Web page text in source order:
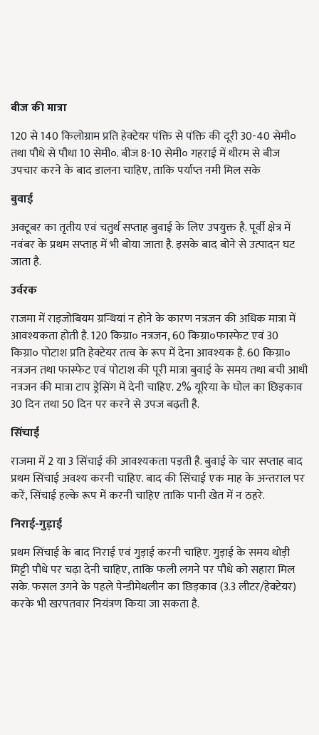
बीज की मात्रा
120 से 140 किलोग्राम प्रति हेक्टेयर पंक्ति से पंक्ति की दूरी 30-40 सेमी०
तथा पौधे से पौधा 10 सेमी०. बीज 8-10 सेमी० गहराई में थीरम से बीज
उपचार करने के बाद डालना चाहिए, ताकि पर्याप्त नमी मिल सके
बुवाई
अक्टूबर का तृतीय एवं चतुर्थ सप्ताह बुवाई के लिए उपयुक्त है. पूर्वी क्षेत्र में
नवंबर के प्रथम सप्ताह में भी बोया जाता है. इसके बाद बोने से उत्पादन घट
जाता है.
उर्वरक
राजमा में राइजोबियम ग्रन्थियां न होने के कारण नत्रजन की अधिक मात्रा में
आवश्यकता होती है. 120 किग्रा० नत्रजन, 60 किग्रा०फास्फेट एवं 30
किग्रा० पोटाश प्रति हेक्टेयर तत्व के रूप में देना आवश्यक है. 60 किग्रा०
नत्रजन तथा फास्फेट एवं पोटाश की पूरी मात्रा बुवाई के समय तथा बची आधी
नत्रजन की मात्रा टाप ड्रेसिंग में देनी चाहिए. 2% यूरिया के घोल का छिड़काव
30 दिन तथा 50 दिन पर करने से उपज बढ़ती है.
सिंचाई
राजमा में 2 या 3 सिंचाई की आवश्यकता पड़ती है. बुवाई के चार सप्ताह बाद
प्रथम सिंचाई अवश्य करनी चाहिए. बाद की सिंचाई एक माह के अन्तराल पर
करें, सिंचाई हल्के रूप में करनी चाहिए ताकि पानी खेत में न ठहरे.
निराई-गुड़ाई
प्रथम सिंचाई के बाद निराई एवं गुड़ाई करनी चाहिए. गुड़ाई के समय थोड़ी
मिट्टी पौधे पर चढ़ा देनी चाहिए, ताकि फली लगने पर पौधे को सहारा मिल
सके. फसल उगने के पहले पेन्डीमेथलीन का छिड़काव (3.3 लीटर/हेक्टेयर)
करके भी खरपतवार नियंत्रण किया जा सकता है.